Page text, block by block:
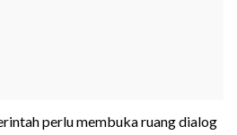
perlu membuka ruang dialog